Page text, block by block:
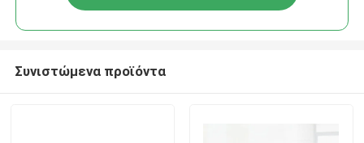
Συνιστώμενα προϊόντα